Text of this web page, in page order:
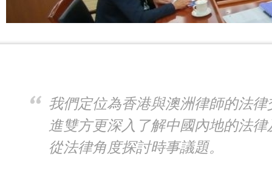
我們定位為香港與澳洲律師的法
進雙方更深入了解中國內地的法
從法律角度探討時事議題。